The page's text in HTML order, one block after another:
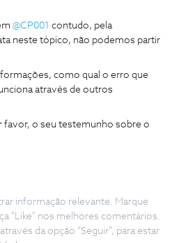
@CP001 contudo, pela
neste tópico, não podemos partir
como qual o erro que
através de outros
favor, o seu testemunho sobre o
informação relevante. Marque
"Like" nos melhores comentários.
da opção "Seguir", para estar